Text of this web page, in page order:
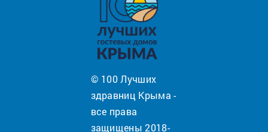
© 100 Лучших
здравниц Крыма -
все права
защищены 2018-